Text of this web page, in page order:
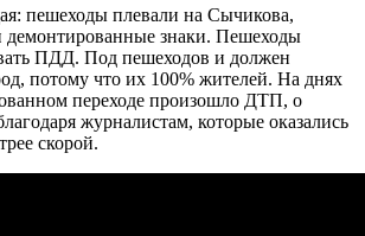
пешеходы плевали на Сычикова,
демонтированные знаки. Пешеходы
ПДД. Под пешеходов и должен
потому что их 100% жителей. На днях
переходе произошло ДТП, о
журналистам, которые оказались
скорой.